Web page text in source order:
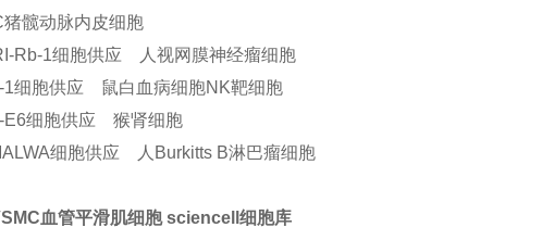
猪髋动脉内皮细胞
Rb-1细胞供应 人视网膜神经瘤细胞
1细胞供应 鼠白血病细胞NK靶细胞
E6细胞供应 猴肾细胞
细胞供应 人Burkitts B淋巴瘤细胞
血管平滑肌细胞 sciencell细胞库